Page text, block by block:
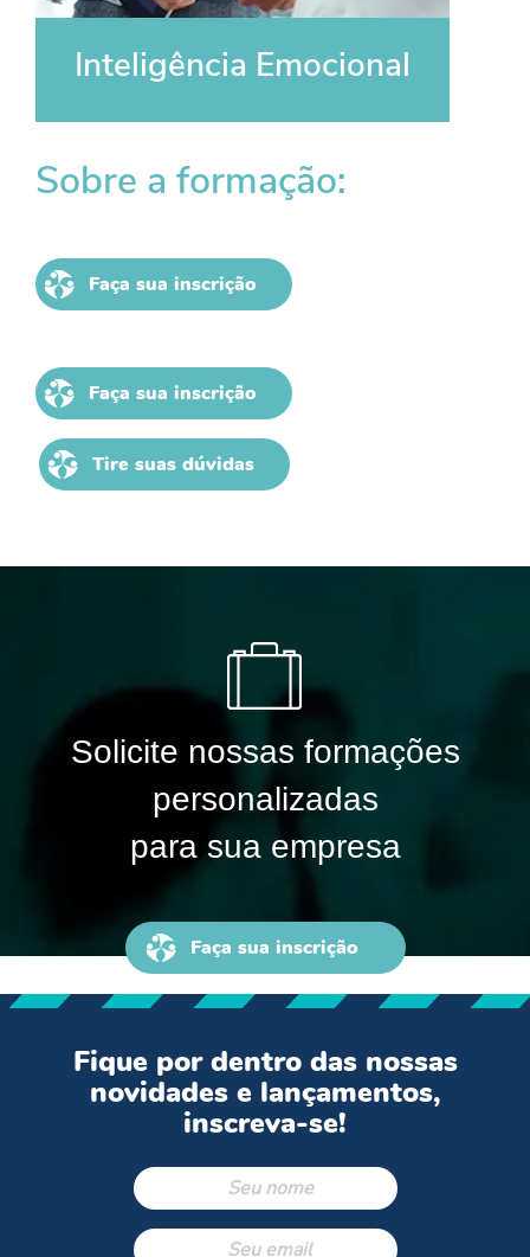
Inteligência Emocional
Sobre a formação:
Faça sua inscrição
Faça sua inscrição
Tire suas dúvidas
Solicite nossas formações
personalizadas
para sua empresa
Faça sua inscrição
Fique por dentro das nossas
novidades e lançamentos,
inscreva-se!